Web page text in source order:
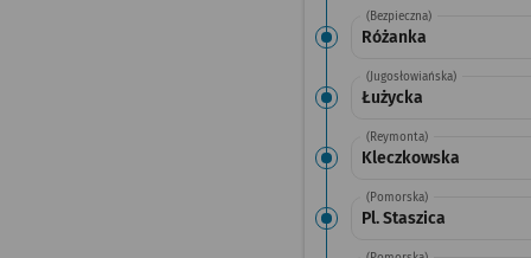
(Bezpieczna)
Różanka
(Jugosłowiańska)
Łużycka
(Reymonta)
Kleczkowska
(Pomorska)
Pl. Staszica